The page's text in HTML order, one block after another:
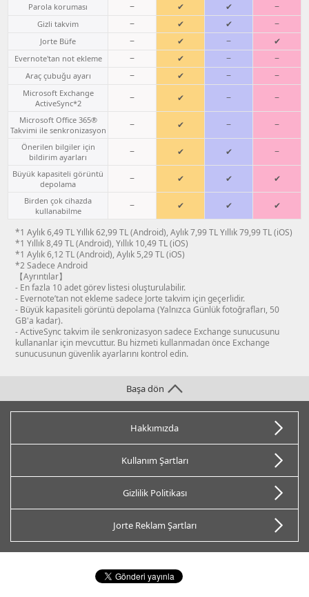
Parola koruması − ✔ ✔ −
Gizli takvim − ✔ ✔ −
Jorte Büfe − ✔ − ✔
Evernote'tan not ekleme − ✔ − −
Araç çubuğu ayarı − ✔ − −
Microsoft Exchange
ActiveSync*2
− ✔ − −
Microsoft Office 365®
Takvimi ile senkronizasyon
− ✔ − −
Önerilen bilgiler için
bildirim ayarları
− ✔ ✔ −
Büyük kapasiteli görüntü
depolama
− ✔ ✔ ✔
Birden çok cihazda
kullanabilme
− ✔ ✔ ✔
*1 Aylık 6,49 TL Yıllık 62,99 TL (Android), Aylık 7,99 TL Yıllık 79,99 TL (iOS)
*1 Yıllık 8,49 TL (Android), Yıllık 10,49 TL (iOS)
*1 Aylık 6,12 TL (Android), Aylık 5,29 TL (iOS)
*2 Sadece Android
【Ayrıntılar】
- En fazla 10 adet görev listesi oluşturulabilir.
- Evernote’tan not ekleme sadece Jorte takvim için geçerlidir.
- Büyük kapasiteli görüntü depolama (Yalnızca Günlük fotoğrafları, 50
GB'a kadar).
- ActiveSync takvim ile senkronizasyon sadece Exchange sunucusunu
kullananlar için mevcuttur. Bu hizmeti kullanmadan önce Exchange
sunucusunun güvenlik ayarlarını kontrol edin.
Hakkımızda
Kullanım Şartları
Gizlilik Politikası
Jorte Reklam Şartları
Başa dön